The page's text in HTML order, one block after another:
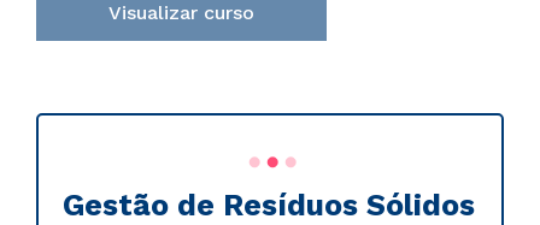
Visualizar curso
Gestão de Resíduos Sólidos